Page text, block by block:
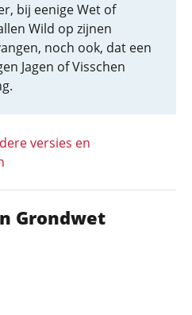
Grondwet
bij eenige Wet of
Wild op zijnen
noch ook, dat een
Jagen of Visschen
versies en